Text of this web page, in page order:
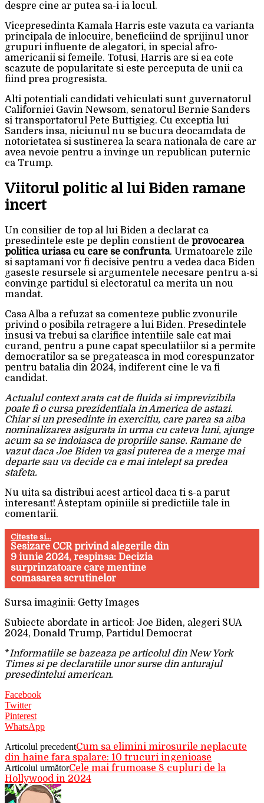
despre cine ar putea sa-i ia locul.
Vicepresedinta Kamala Harris este vazuta ca varianta
principala de inlocuire, beneficiind de sprijinul unor
grupuri influente de alegatori, in special afro-
americanii si femeile. Totusi, Harris are si ea cote
scazute de popularitate si este perceputa de unii ca
fiind prea progresista.
Alti potentiali candidati vehiculati sunt guvernatorul
Californiei Gavin Newsom, senatorul Bernie Sanders
si transportatorul Pete Buttigieg. Cu exceptia lui
Sanders insa, niciunul nu se bucura deocamdata de
notorietatea si sustinerea la scara nationala de care ar
avea nevoie pentru a invinge un republican puternic
ca Trump.
Viitorul politic al lui Biden ramane
incert
Un consilier de top al lui Biden a declarat ca
presedintele este pe deplin constient de provocarea
politica uriasa cu care se confrunta. Urmatoarele zile
si saptamani vor fi decisive pentru a vedea daca Biden
gaseste resursele si argumentele necesare pentru a-si
convinge partidul si electoratul ca merita un nou
mandat.
Casa Alba a refuzat sa comenteze public zvonurile
privind o posibila retragere a lui Biden. Presedintele
insusi va trebui sa clarifice intentiile sale cat mai
curand, pentru a pune capat speculatiilor si a permite
democratilor sa se pregateasca in mod corespunzator
pentru batalia din 2024, indiferent cine le va fi
candidat.
Actualul context arata cat de fluida si imprevizibila
poate fi o cursa prezidentiala in America de astazi.
Chiar si un presedinte in exercitiu, care parea sa aiba
nominalizarea asigurata in urma cu cateva luni, ajunge
acum sa se indoiasca de propriile sanse. Ramane de
vazut daca Joe Biden va gasi puterea de a merge mai
departe sau va decide ca e mai intelept sa predea
stafeta.
Nu uita sa distribui acest articol daca ti s-a parut
interesant! Asteptam opiniile si predictiile tale in
comentarii.
Citeste si...
Sesizare CCR privind alegerile din
9 iunie 2024, respinsa: Decizia
surprinzatoare care mentine
comasarea scrutinelor
Sursa imaginii: Getty Images
Subiecte abordate in articol: Joe Biden, alegeri SUA
2024, Donald Trump, Partidul Democrat
*Informatiile se bazeaza pe articolul din New York
Times si pe declaratiile unor surse din anturajul
presedintelui american.
Facebook
Twitter
Pinterest
WhatsApp
Articolul precedentCum sa elimini mirosurile neplacute
din haine fara spalare: 10 trucuri ingenioase
Articolul următorCele mai frumoase 8 cupluri de la
Hollywood in 2024